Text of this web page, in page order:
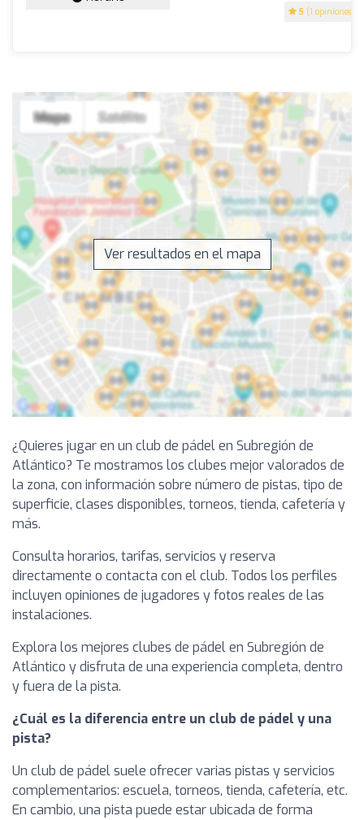
5 (1 opiniones)
Ver resultados en el mapa
¿Quieres jugar en un club de pádel en Subregión de
Atlántico? Te mostramos los clubes mejor valorados de
la zona, con información sobre número de pistas, tipo de
superficie, clases disponibles, torneos, tienda, cafetería y
más.
Consulta horarios, tarifas, servicios y reserva
directamente o contacta con el club. Todos los perfiles
incluyen opiniones de jugadores y fotos reales de las
instalaciones.
Explora los mejores clubes de pádel en Subregión de
Atlántico y disfruta de una experiencia completa, dentro
y fuera de la pista.
¿Cuál es la diferencia entre un club de pádel y una
pista?
Un club de pádel suele ofrecer varias pistas y servicios
complementarios: escuela, torneos, tienda, cafetería, etc.
En cambio, una pista puede estar ubicada de forma